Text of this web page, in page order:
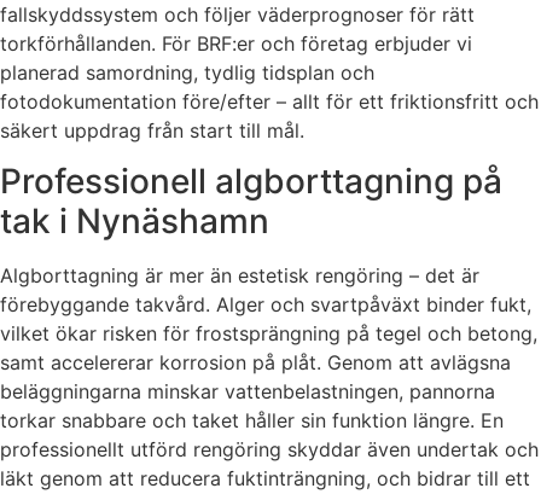
fallskyddssystem och följer väderprognoser för rätt
torkförhållanden. För BRF:er och företag erbjuder vi
planerad samordning, tydlig tidsplan och
fotodokumentation före/efter – allt för ett friktionsfritt och
säkert uppdrag från start till mål.
Professionell algborttagning på
tak i Nynäshamn
Algborttagning är mer än estetisk rengöring – det är
förebyggande takvård. Alger och svartpåväxt binder fukt,
vilket ökar risken för frostsprängning på tegel och betong,
samt accelererar korrosion på plåt. Genom att avlägsna
beläggningarna minskar vattenbelastningen, pannorna
torkar snabbare och taket håller sin funktion längre. En
professionellt utförd rengöring skyddar även undertak och
läkt genom att reducera fuktinträngning, och bidrar till ett